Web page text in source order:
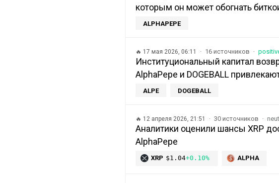
которым он может обогнать
ALPHAPEPE
🔥 17 мая 2026, 06:11 16 источников
Институциональный капитал
AlphaPepe и DOGEBALL
ALPE DOGEBALL
🔥 12 апреля 2026, 21:51 30 источников
Аналитики оценили шансы XRP
AlphaPepe
XRP $1.04+0.10% ALPHA